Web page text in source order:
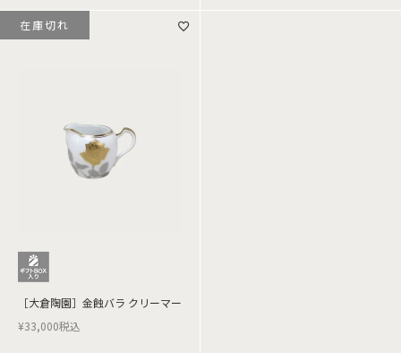
［大倉陶園］金蝕バラ クリーマー
¥33,000税込
在庫切れ